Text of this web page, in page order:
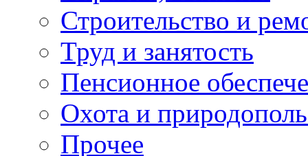
Строительство и
Труд и занятость
Пенсионное
Охота и
Прочее